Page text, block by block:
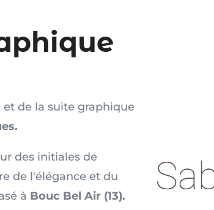
et de la suite graphique
des initiales de
de l'élégance et du
à Bouc Bel Air (13).